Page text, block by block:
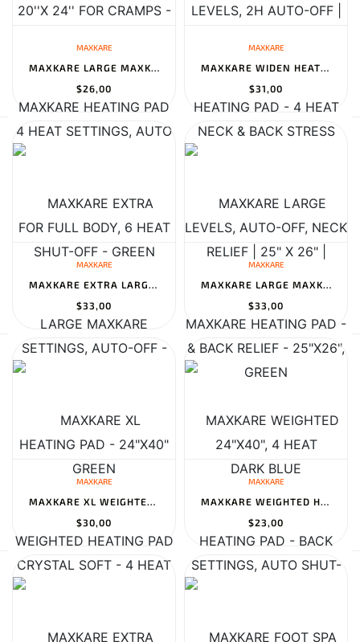
MAXKARE
MAXKARE LARGE MAXKARE HEATING PAD FOR FULL BODY, 6 HEAT SETTINGS,...
$26,00
MAXKARE
MAXKARE WIDEN HEATING PAD - 4 HEAT LEVELS, AUTO-OFF, NECK & BACK...
$31,00
MAXKARE
MAXKARE EXTRA LARGE MAXKARE HEATING PAD - 24"X40" CRYSTAL SOFT -...
$33,00
MAXKARE
MAXKARE LARGE MAXKARE HEATING PAD - 24"X40", 4 HEAT SETTINGS, AUT...
$33,00
MAXKARE
MAXKARE XL WEIGHTED HEATING PAD 33"X18", 6 HEAT LEVELS, 3 TIMER S...
$30,00
MAXKARE
MAXKARE WEIGHTED HEATING PAD - BACK STRESS RELIEF, 6 HEAT LEVELS,...
$23,00